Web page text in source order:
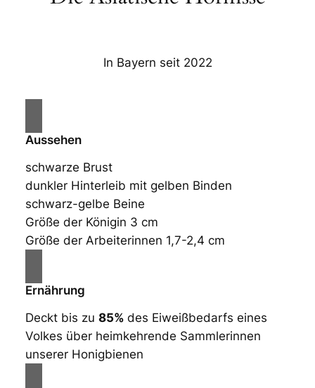
In Bayern seit 2022
Aussehen
schwarze Brust
dunkler Hinterleib mit gelben Binden
schwarz-gelbe Beine
Größe der Königin 3 cm
Größe der Arbeiterinnen 1,7-2,4 cm
Ernährung
Deckt bis zu 85% des Eiweißbedarfs eines
Volkes über heimkehrende Sammlerinnen
unserer Honigbienen